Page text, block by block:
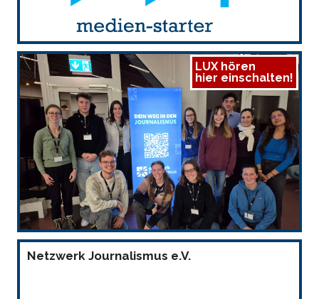
LUX hören
hier einschalten!
Netzwerk Journalismus e.V.